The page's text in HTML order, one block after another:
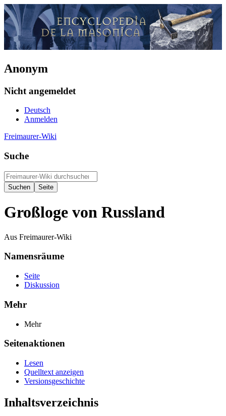
Anonym
Nicht angemeldet
Deutsch
Anmelden
Freimaurer-Wiki
Suche
Großloge von Russland
Aus Freimaurer-Wiki
Namensräume
Seite
Diskussion
Mehr
Mehr
Seitenaktionen
Lesen
Quelltext anzeigen
Versionsgeschichte
Inhaltsverzeichnis